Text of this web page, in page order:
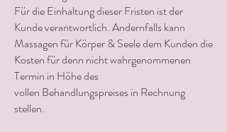
Für die Einhaltung dieser Fristen ist der
Kunde verantwortlich. Andernfalls kann
Massagen für Körper & Seele dem Kunden die
Kosten für denn nicht wahrgenommenen
Termin in Höhe des
vollen Behandlungspreises in Rechnung
stellen.